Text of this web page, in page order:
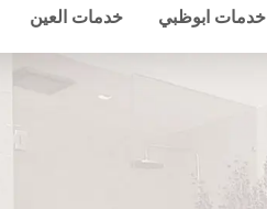
خدمات ابوظبي خدمات العين